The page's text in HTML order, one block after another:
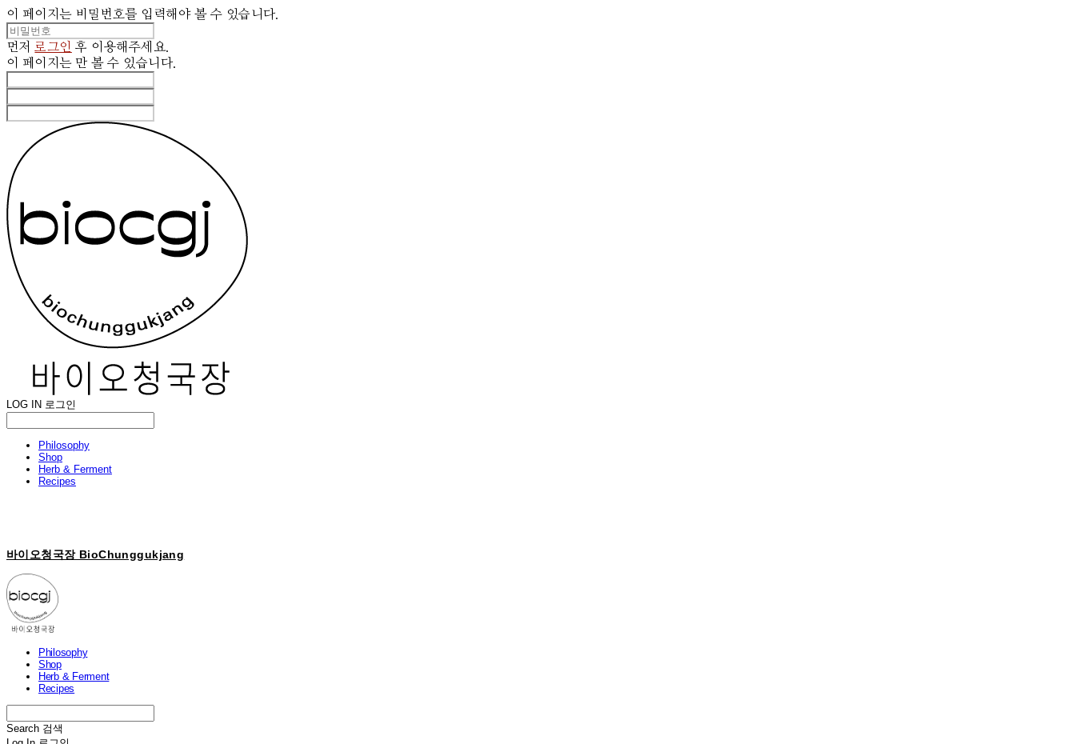
이 페이지는 비밀번호를 입력해야 볼 수 있습니다.
먼저 로그인 후 이용해주세요.
이 페이지는만 볼 수 있습니다.
LOG IN 로그인
Philosophy
Shop
Herb & Ferment
Recipes
바이오청국장 BioChunggukjang
Philosophy
Shop
Herb & Ferment
Recipes
Search 검색